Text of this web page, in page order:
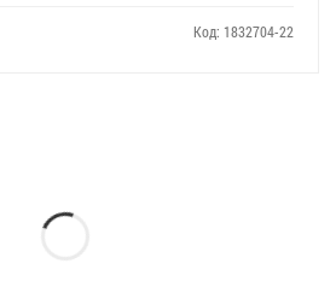
Код: 1832704-22